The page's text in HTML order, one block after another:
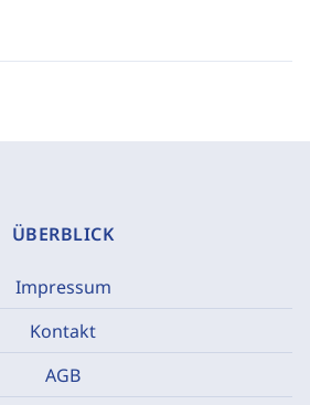
ÜBERBLICK
Impressum
Kontakt
AGB